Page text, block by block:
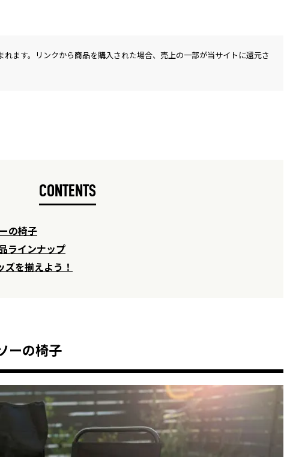
ます。リンクから商品を購入された場合、売上の一部が当サイトに還元さ
CONTENTS
の椅子
ラインナップ
を揃えよう！
ーの椅子